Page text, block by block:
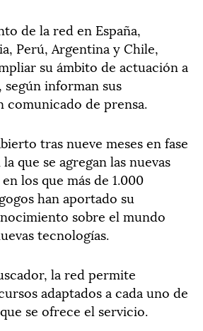
de la red en España,
Perú, Argentina y Chile,
su ámbito de actuación a
según informan sus
comunicado de prensa.
tras nueve meses en fase
que se agregan las nuevas
los que más de 1.000
han aportado su
sobre el mundo
tecnologías.
la red permite
adaptados a cada uno de
se ofrece el servicio.